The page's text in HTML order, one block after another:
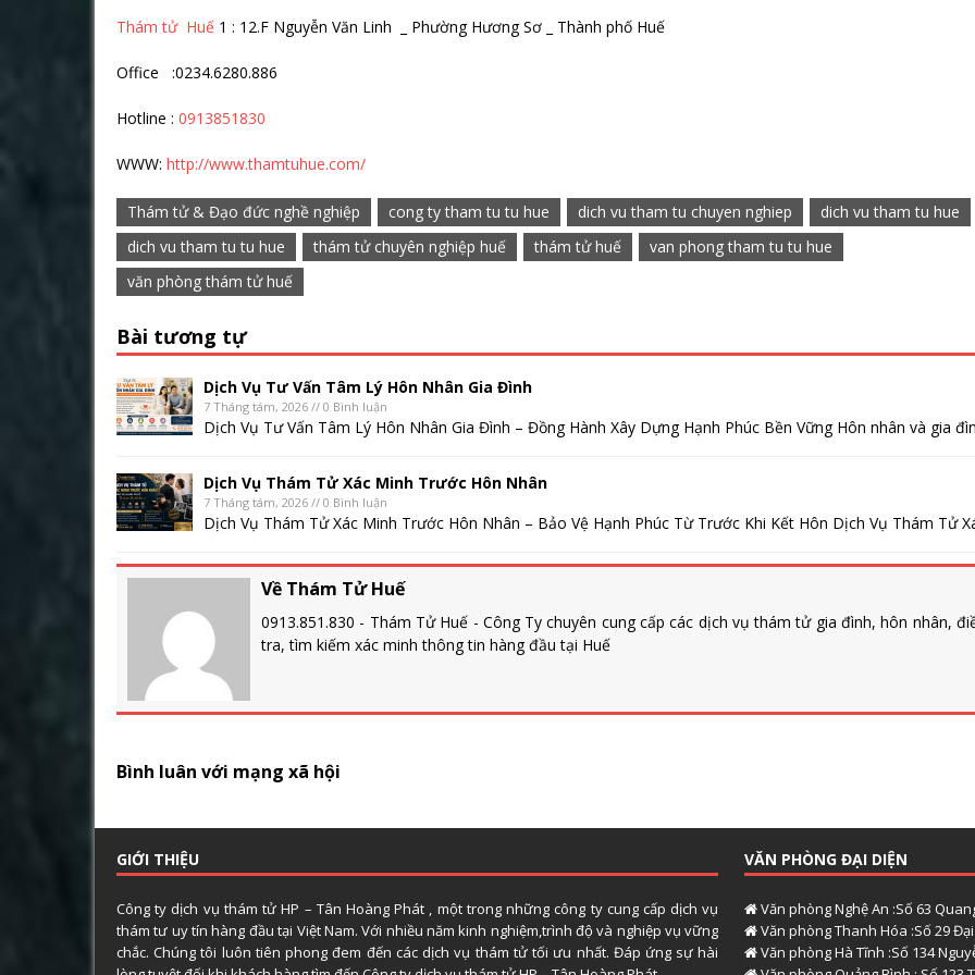
Thám tử Huế 1 : 12.F Nguyễn Văn Linh _ Phường Hương Sơ _ Thành phố Huế
Office :0234.6280.886
Hotline : 0913851830
WWW: http://www.thamtuhue.com/
Thám tử & Đạo đức nghề nghiệp cong ty tham tu tu hue dich vu tham tu chuyen nghiep
dich vu tham tu hue
dich vu tham tu tu hue
thám tử chuyên nghiệp huế thám tử huế
van phong tham tu tu hue
văn phòng thám tử huế
Bài tương tự
Dịch Vụ Tư Vấn Tâm Lý Hôn Nhân Gia Đình
7 Tháng tám, 2026 // 0 Bình luận
Dịch Vụ Tư Vấn Tâm Lý Hôn Nhân Gia Đình – Đồng Hành Xây Dựng Hạnh Phúc Bền Vững Hôn nhân và gia
Dịch Vụ Thám Tử Xác Minh Trước Hôn Nhân
7 Tháng tám, 2026 // 0 Bình luận
Dịch Vụ Thám Tử Xác Minh Trước Hôn Nhân – Bảo Vệ Hạnh Phúc Từ Trước Khi Kết Hôn Dịch Vụ Thám Tử
Về Thám Tử Huế
0913.851.830 - Thám Tử Huế - Công Ty chuyên cung cấp các dịch vụ thám tử gia đình, hôn nhân,
tra, tìm kiếm xác minh thông tin hàng đầu tại Huế
Bình luân với mạng xã hội
GIỚI THIỆU
Công ty dịch vụ thám tử HP – Tân Hoàng Phát , một trong những công ty cung cấp dịch vụ
thám tư uy tín hàng đầu tại Việt Nam. Với nhiều năm kinh nghiệm,trình độ và nghiệp vụ vững
chắc. Chúng tôi luôn tiên phong đem đến các dịch vụ thám tử tối ưu nhất. Đáp ứng sự hài
VĂN PHÒNG ĐẠI DIỆN
Văn phòng Nghệ An :Số 63
Văn phòng Thanh Hóa :Số 29
Văn phòng Hà Tĩnh :Số 134